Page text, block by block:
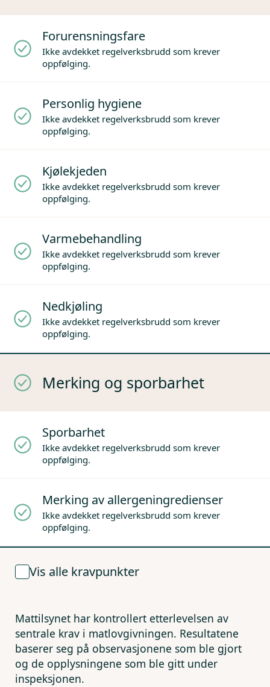
Forurensningsfare
Ikke avdekket regelverksbrudd som krever
oppfølging.
Personlig hygiene
Ikke avdekket regelverksbrudd som krever
oppfølging.
Kjølekjeden
Ikke avdekket regelverksbrudd som krever
oppfølging.
Varmebehandling
Ikke avdekket regelverksbrudd som krever
oppfølging.
Nedkjøling
Ikke avdekket regelverksbrudd som krever
oppfølging.
Merking og sporbarhet
Sporbarhet
Ikke avdekket regelverksbrudd som krever
oppfølging.
Merking av allergeningredienser
Ikke avdekket regelverksbrudd som krever
oppfølging.
Vis alle kravpunkter
Mattilsynet har kontrollert etterlevelsen av
sentrale krav i matlovgivningen. Resultatene
baserer seg på observasjonene som ble gjort
og de opplysningene som ble gitt under
inspeksjonen.